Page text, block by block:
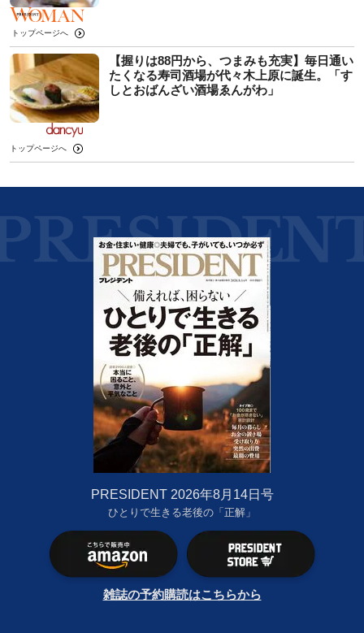
トップページへ
【握りは88円から、つまみも充実】毎日通い
たくなる寿司酒場が代々木上原に誕生。「す
しとおばんざい酒場ゑんがわ」
トップページへ
PRESIDENT 2026年8月14日号
ひとりで生きる老後の「正解」
雑誌の予約購読はこちらから